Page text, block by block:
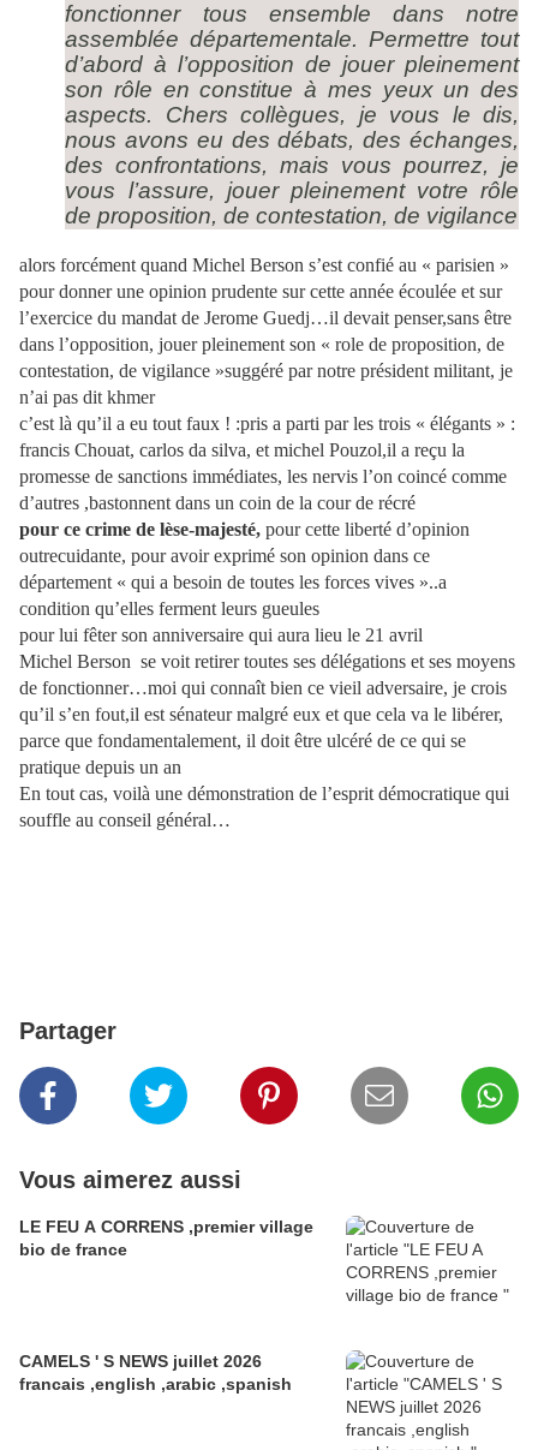
fonctionner tous ensemble dans notre
assemblée départementale. Permettre tout
d’abord à l’opposition de jouer pleinement
son rôle en constitue à mes yeux un des
aspects. Chers collègues, je vous le dis,
nous avons eu des débats, des échanges,
des confrontations, mais vous pourrez, je
vous l’assure, jouer pleinement votre rôle
de proposition, de contestation, de vigilance
alors forcément quand Michel Berson s’est confié au « parisien »
pour donner une opinion prudente sur cette année écoulée et sur
l’exercice du mandat de Jerome Guedj…il devait penser,sans être
dans l’opposition, jouer pleinement son « role de proposition, de
contestation, de vigilance »suggéré par notre président militant, je
n’ai pas dit khmer
c’est là qu’il a eu tout faux ! :pris a parti par les trois « élégants » :
francis Chouat, carlos da silva, et michel Pouzol,il a reçu la
promesse de sanctions immédiates, les nervis l’on coincé comme
d’autres ,bastonnent dans un coin de la cour de récré
pour ce crime de lèse-majesté, pour cette liberté d’opinion
outrecuidante, pour avoir exprimé son opinion dans ce
département « qui a besoin de toutes les forces vives »..a
condition qu’elles ferment leurs gueules
pour lui fêter son anniversaire qui aura lieu le 21 avril
Michel Berson se voit retirer toutes ses délégations et ses moyens
de fonctionner…moi qui connaît bien ce vieil adversaire, je crois
qu’il s’en fout,il est sénateur malgré eux et que cela va le libérer,
parce que fondamentalement, il doit être ulcéré de ce qui se
pratique depuis un an
En tout cas, voilà une démonstration de l’esprit démocratique qui
souffle au conseil général…
Partager
Vous aimerez aussi
LE FEU A CORRENS ,premier village
bio de france
CAMELS ' S NEWS juillet 2026
francais ,english ,arabic ,spanish